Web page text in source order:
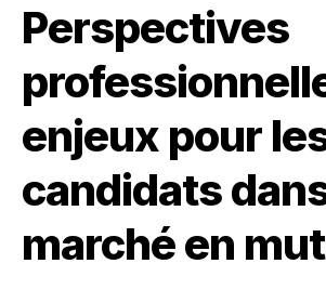
Perspectives
enjeux pour
candidats
marché en